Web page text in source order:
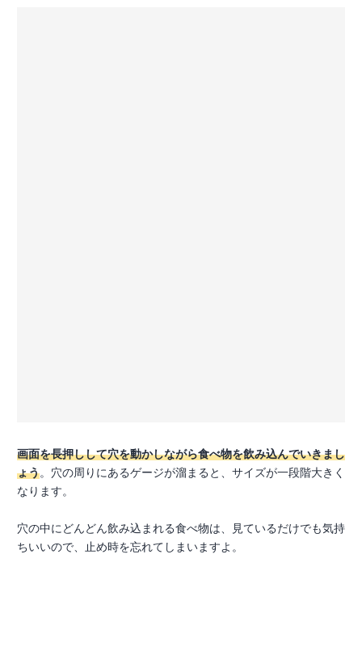
画面を長押しして穴を動かしながら食べ物を飲み込んでいきまし
ょう。穴の周りにあるゲージが溜まると、サイズが一段階大きく
なります。
穴の中にどんどん飲み込まれる食べ物は、見ているだけでも気持
ちいいので、止め時を忘れてしまいますよ。